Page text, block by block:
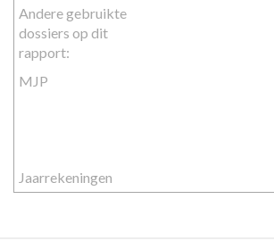
Andere gebruikte
dossiers op dit
rapport:
MJP
Jaarrekeningen